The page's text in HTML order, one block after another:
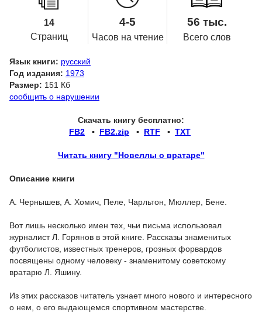
14
Страниц
4-5
Часов на чтение
56 тыс.
Всего слов
Язык книги: русский
Год издания: 1973
Размер: 151 Кб
сообщить о нарушении
Скачать книгу бесплатно:
FB2 ▪ FB2.zip ▪ RTF ▪ TXT
Читать книгу "Новеллы о вратаре"
Описание книги
А. Чернышев, А. Хомич, Пеле, Чарльтон, Мюллер, Бене.
Вот лишь несколько имен тех, чьи письма использовал
журналист Л. Горянов в этой книге. Рассказы знаменитых
футболистов, известных тренеров, грозных форвардов
посвящены одному человеку - знаменитому советскому
вратарю Л. Яшину.
Из этих рассказов читатель узнает много нового и интересного
о нем, о его выдающемся спортивном мастерстве.